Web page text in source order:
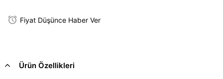
Fiyat Düşünce Haber Ver
Ürün Özellikleri